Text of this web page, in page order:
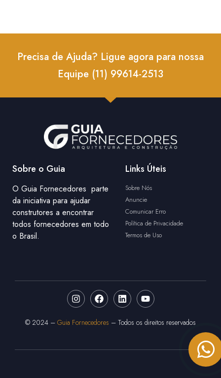
Precisa de Ajuda? Ligue agora para nossa
Equipe (11) 99614-2513
Sobre o Guia
O Guia Fornecedores parte
da iniciativa para ajudar
construtores a encontrar
todos fornecedores em todo
o Brasil.
Links Úteis
Sobre Nós
Anuncie
Comunicar Erro
Política de Privacidade
Termos de Uso
© 2024 – Guia Fornecedores – Todos os direitos reservados